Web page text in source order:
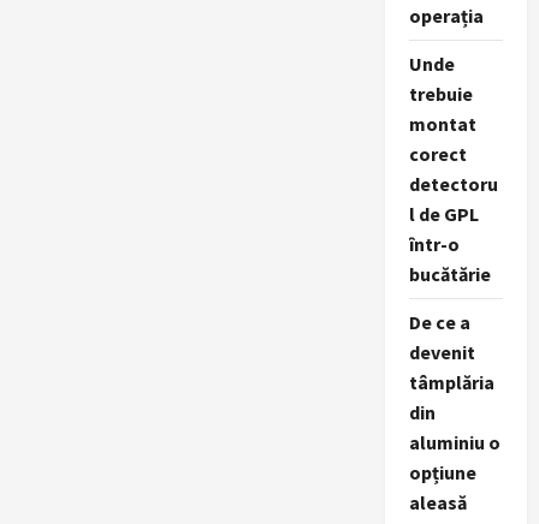
operația
Unde
trebuie
montat
corect
detectoru
l de GPL
într-o
bucătărie
De ce a
devenit
tâmplăria
din
aluminiu o
opțiune
aleasă